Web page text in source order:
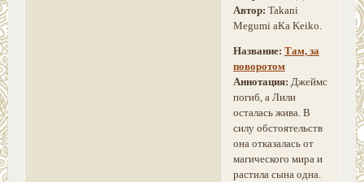
Автор: Takani
Megumi аКа Keiko.
Название: Там, за
поворотом
Аннотация: Джеймс
погиб, а Лили
осталась жива. В
силу обстоятельств
она отказалась от
магического мира и
растила сына одна.